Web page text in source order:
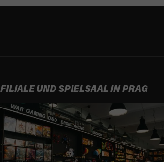
FILIALE UND SPIELSAAL IN PRAG